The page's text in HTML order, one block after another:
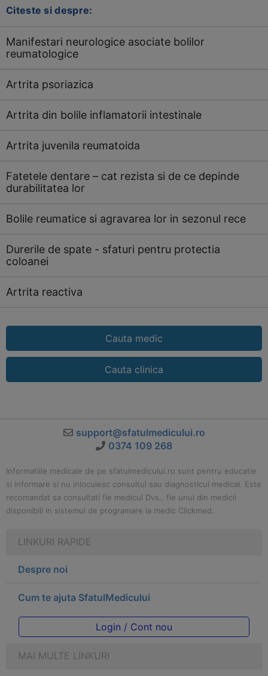
Citeste si despre:
Manifestari neurologice asociate bolilor
reumatologice
Artrita psoriazica
Artrita din bolile inflamatorii intestinale
Artrita juvenila reumatoida
Fatetele dentare – cat rezista si de ce depinde
durabilitatea lor
Bolile reumatice si agravarea lor in sezonul rece
Durerile de spate - sfaturi pentru protectia
coloanei
Artrita reactiva
Cauta medic
Cauta clinica
support@sfatulmedicului.ro
0374 109 268
Informatiile medicale de pe sfatulmedicului.ro sunt pentru educatie
si informare si nu inlocuiesc consultul sau diagnosticul medical. Este
recomandat sa consultati fie medicul Dvs., fie unul din medicii
disponibili in sistemul de programare la medic Clickmed.
LINKURI RAPIDE
Despre noi
Cum te ajuta SfatulMedicului
Login / Cont nou
MAI MULTE LINKURI